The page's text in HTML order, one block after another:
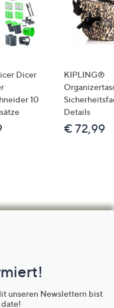
Dicer
10
KIPLING®
Details
€ 72,99
unseren Newslettern bist